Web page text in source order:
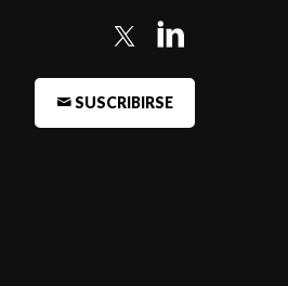
SUSCRIBIRSE